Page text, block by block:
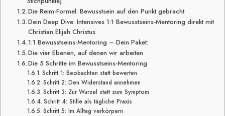
Die Reim-Formel: Bewusstsein auf den Punkt gebracht
Dein Deep Dive: Intensives 1:1 Bewusstseins-Mentoring direkt mit
Christian Elijah Christus
1:1 Bewusstseins-Mentoring – Dein Paket:
Die vier Ebenen, auf denen wir arbeiten
Die 5 Schritte im Bewusstseins-Mentoring
Schritt 1: Beobachten statt bewerten
Schritt 2: Den Widerstand annehmen
Schritt 3: Zur Wurzel statt zum Symptom
Schritt 4: Stille als tägliche Praxis
Schritt 5: Im Alltag verkörpern